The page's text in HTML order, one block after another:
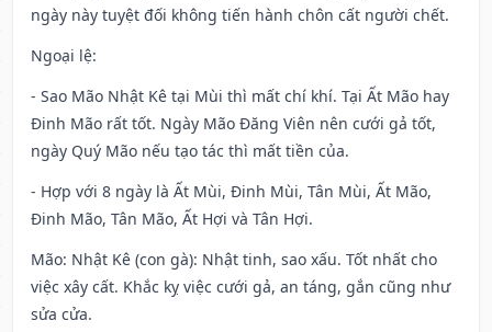
ngày này tuyệt đối không tiến hành chôn cất người chết.
Ngoại lệ:
- Sao Mão Nhật Kê tại Mùi thì mất chí khí. Tại Ất Mão hay
Đinh Mão rất tốt. Ngày Mão Đăng Viên nên cưới gả tốt,
ngày Quý Mão nếu tạo tác thì mất tiền của.
- Hợp với 8 ngày là Ất Mùi, Đinh Mùi, Tân Mùi, Ất Mão,
Đinh Mão, Tân Mão, Ất Hợi và Tân Hợi.
Mão: Nhật Kê (con gà): Nhật tinh, sao xấu. Tốt nhất cho
việc xây cất. Khắc kỵ việc cưới gả, an táng, gắn cũng như
sửa cửa.